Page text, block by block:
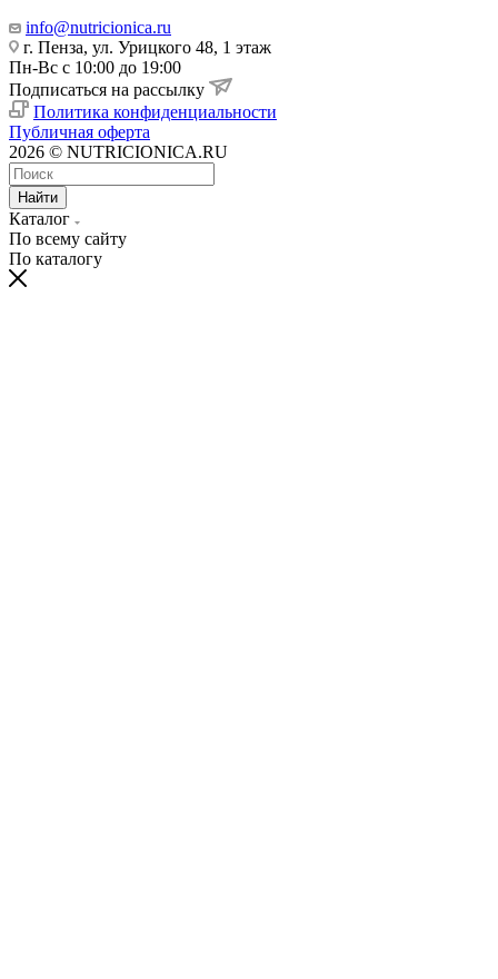
info@nutricionica.ru
г. Пенза, ул. Урицкого 48, 1 этаж
Пн-Вс с 10:00 до 19:00
Подписаться на рассылку
Политика конфиденциальности
Публичная оферта
2026 © NUTRICIONICA.RU
Найти
Каталог
По всему сайту
По каталогу